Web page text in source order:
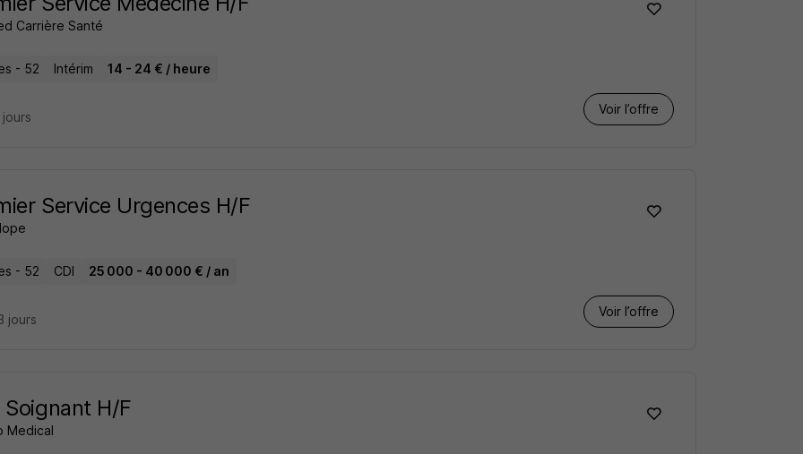
Carrière Santé
- 52 Intérim 14 - 24 € / heure
Voir l’offre
Service Urgences H/F
- 52 CDI 25 000 - 40 000 € / an
Voir l’offre
jours
Soignant H/F
Medical